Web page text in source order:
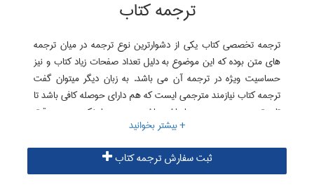
ترجمه کتاب
ترجمه تخصصی کتاب یکی از دشوارترین نوع ترجمه در میان ترجمه
های متن بوده که این موضوع به دلیل تعداد صفحات زیاد کتاب و نیز
حساسیت ویژه در ترجمه آن می باشد. به زبان دیگر میتوان گفت
ترجمه کتاب نیازمند مترجمی ایست که هم دارای حوصله کافی باشد تا
تاب ترجمه چنین حجمی را داشته باشد و هم بسیار نکته سنج و دقیق
باشد. این دو مورد جز با تجربه حاصل نمی گردد و ترجمه یک کتاب
نیازمند مترجمی با تجربه فراوان است. بنابراین سایت ترجمه البرز
جهت ترجمه کتب از مترجمان باسابقه خود که در زمینه ترجمه کتاب
های تخصصی رشته خود دارای سابقه کافی می باشند، استفاده می
ثبت سفارش ترجمه کتاب